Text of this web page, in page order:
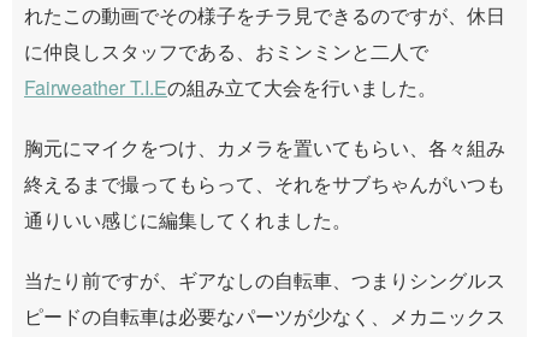
れたこの動画でその様子をチラ見できるのですが、休日
に仲良しスタッフである、おミンミンと二人で
Fairweather T.I.Eの組み立て大会を行いました。
胸元にマイクをつけ、カメラを置いてもらい、各々組み
終えるまで撮ってもらって、それをサブちゃんがいつも
通りいい感じに編集してくれました。
当たり前ですが、ギアなしの自転車、つまりシングルス
ピードの自転車は必要なパーツが少なく、メカニックス